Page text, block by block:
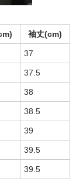
袖丈(cm)
37
37.5
38
38.5
39
39.5
39.5